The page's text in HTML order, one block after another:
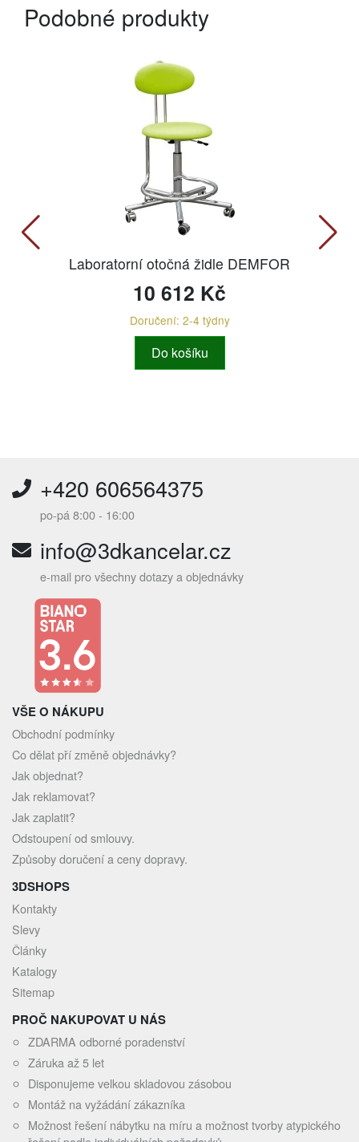
Podobné produkty
Laboratorní otočná židle DEMFOR
10 612 Kč
Doručení: 2-4 týdny
Do košíku
+420 606564375
po-pá 8:00 - 16:00
info@3dkancelar.cz
e-mail pro všechny dotazy a objednávky
VŠE O NÁKUPU
Obchodní podmínky
Co dělat pří změně objednávky?
Jak objednat?
Jak reklamovat?
Jak zaplatit?
Odstoupení od smlouvy.
Způsoby doručení a ceny dopravy.
3DSHOPS
Kontakty
Slevy
Články
Katalogy
Sitemap
PROČ NAKUPOVAT U NÁS
ZDARMA odborné poradenství
Záruka až 5 let
Disponujeme velkou skladovou zásobou
Montáž na vyžádání zákazníka
Možnost řešení nábytku na míru a možnost tvorby atypického